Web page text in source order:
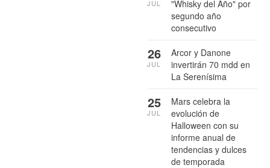
"Whisky del Año" por
segundo año
consecutivo
JUL
Arcor y Danone
invertirán 70 mdd en
La Serenísima
26
JUL
Mars celebra la
evolución de
Halloween con su
informe anual de
tendencias y dulces
de temporada
25
JUL